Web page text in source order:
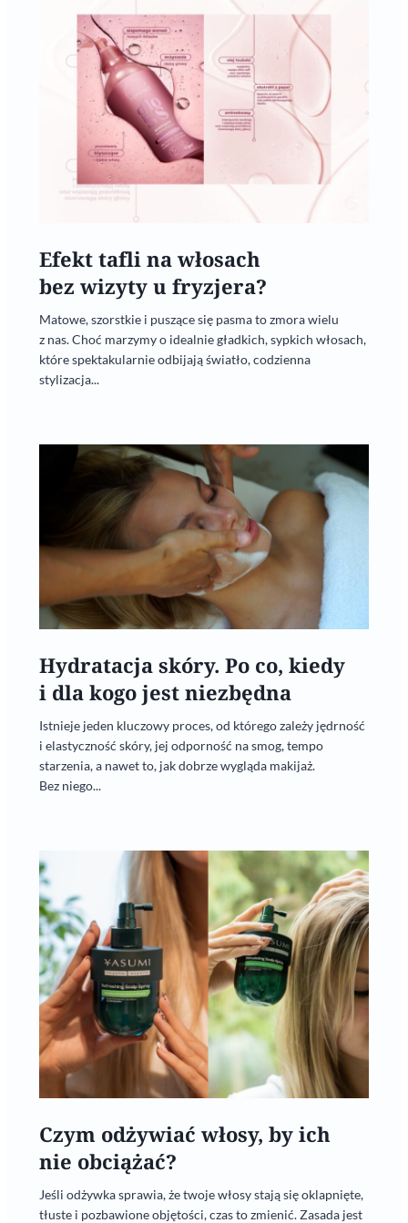
Efekt tafli na włosach
bez wizyty u fryzjera?
Matowe, szorstkie i puszące się pasma to zmora wielu
z nas. Choć marzymy o idealnie gładkich, sypkich włosach,
które spektakularnie odbijają światło, codzienna
stylizacja...
Hydratacja skóry. Po co, kiedy
i dla kogo jest niezbędna
Istnieje jeden kluczowy proces, od którego zależy jędrność
i elastyczność skóry, jej odporność na smog, tempo
starzenia, a nawet to, jak dobrze wygląda makijaż.
Bez niego...
Czym odżywiać włosy, by ich
nie obciążać?
Jeśli odżywka sprawia, że twoje włosy stają się oklapnięte,
tłuste i pozbawione objętości, czas to zmienić. Zasada jest